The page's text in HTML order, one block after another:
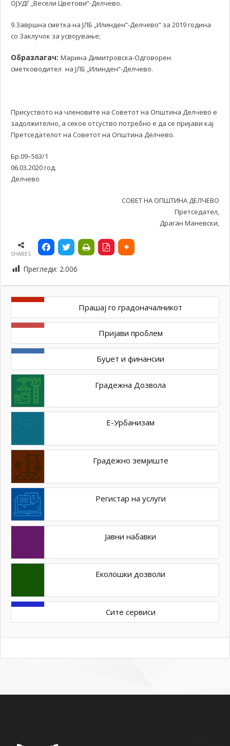
ОЈУДГ „Весели Цветови“-Делчево.
9.Завршна сметка на ЈЛБ „Илинден“-Делчево“ за 2019 година
со Заклучок за усвојување;
Образлагач: Марина Димитровска-Одговорен
сметководител на ЈЛБ „Илинден“-Делчево.
Присуството на членовите на Советот на Општина Делчево е
задолжително, а секое отсуство потребно е да се пријави кај
Претседателот на Советот на Општина Делчево.
Бр.09–563/1
06.03.2020 год.
Делчево
СОВЕТ НА ОПШТИНА ДЕЛЧЕВО
Претседател,
Драган Маневски,
SHARES
Прегледи: 2.006
Прашај го градоначалникот
Пријави проблем
Буџет и финансии
Градежна Дозвола
Е-Урбанизам
Градежно земјиште
Регистар на услуги
Јавни набавки
Еколошки дозволи
Сите сервиси